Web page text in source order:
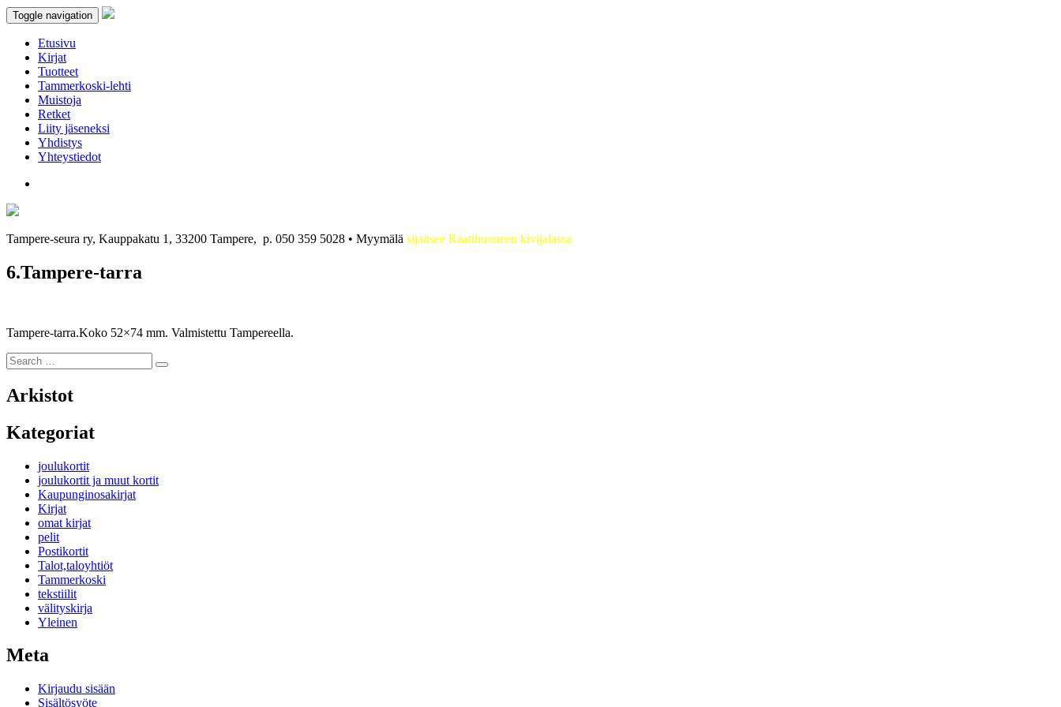
Toggle navigation
Etusivu
Kirjat
Tuotteet
Tammerkoski-lehti
Muistoja
Retket
Liity jäseneksi
Yhdistys
Yhteystiedot
Tampere-seura ry, Kauppakatu 1, 33200 Tampere, p. 050 359 5028 • Myymälä sijaitsee Raatihuoneen kivijalassa
6.Tampere-tarra
Tampere-tarra.Koko 52×74 mm. Valmistettu Tampereella.
Search
for:
Search
Arkistot
Kategoriat
joulukortit
joulukortit ja muut kortit
Kaupunginosakirjat
Kirjat
omat kirjat
pelit
Postikortit
Talot,taloyhtiöt
Tammerkoski
tekstiilit
välityskirja
Yleinen
Meta
Kirjaudu sisään
Sisältösyöte